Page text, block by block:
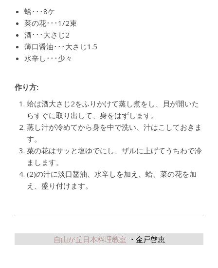
蛤･･･8ケ
菜の花･･･1/2束
酒･･･大さじ2
薄口醤油･･･大さじ1.5
水辛し･･･少々
作り方:
蛤は酒大さじ2をふりかけて蒸し煮をし、貝が開いた
らすぐに取り出して、身をはずします。
蒸し汁が冷めてから身を中で洗い、汁はこしておきま
す。
菜の花はサッと塩ゆでにし、ザルに上げてうちわで冷
まします。
(2)の汁に淡口醤油、水辛しを加え、蛤、菜の花を加
え、盛り付けます。
自由が丘日本料理教室 ・金戸啓恵